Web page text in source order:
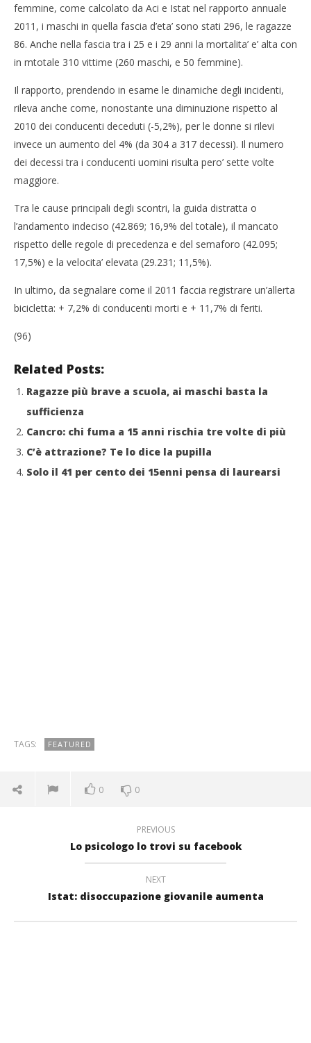
NOW VIEWING
Incidenti stradali: più 20enni tra scontri mortali
31/10/2012
femmine, come calcolato da Aci e Istat nel rapporto annuale
2011, i maschi in quella fascia d’eta’ sono stati 296, le ragazze
86. Anche nella fascia tra i 25 e i 29 anni la mortalita’ e’ alta con
in mtotale 310 vittime (260 maschi, e 50 femmine).
Il rapporto, prendendo in esame le dinamiche degli incidenti,
rileva anche come, nonostante una diminuzione rispetto al
2010 dei conducenti deceduti (-5,2%), per le donne si rilevi
invece un aumento del 4% (da 304 a 317 decessi). Il numero
dei decessi tra i conducenti uomini risulta pero’ sette volte
maggiore.
Tra le cause principali degli scontri, la guida distratta o
l’andamento indeciso (42.869; 16,9% del totale), il mancato
rispetto delle regole di precedenza e del semaforo (42.095;
17,5%) e la velocita’ elevata (29.231; 11,5%).
In ultimo, da segnalare come il 2011 faccia registrare un’allerta
bicicletta: + 7,2% di conducenti morti e + 11,7% di feriti.
(96)
Related Posts:
Ragazze più brave a scuola, ai maschi basta la
sufficienza
Cancro: chi fuma a 15 anni rischia tre volte di più
C’è attrazione? Te lo dice la pupilla
Solo il 41 per cento dei 15enni pensa di laurearsi
TAGS: FEATURED
0 0
PREVIOUS
Lo psicologo lo trovi su facebook
NEXT
Istat: disoccupazione giovanile aumenta